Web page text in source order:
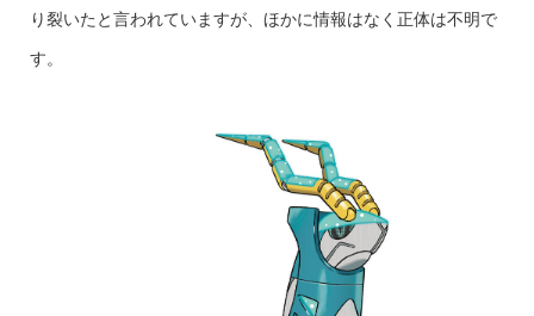
り裂いたと言われていますが、ほかに情報はなく正体は不明で
す。